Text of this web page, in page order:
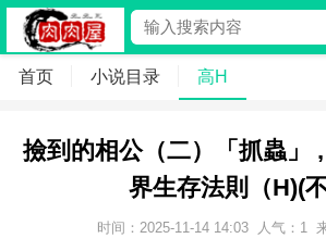
首页 小说目录 高H
撿到的相公（二）「抓蟲」
界生存法則（H)(
时间：2025-11-14 14:03 人气： 1